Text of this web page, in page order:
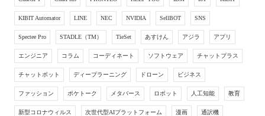
KIBIT Automator LINE NEC NVIDIA SellBOT SNS
Spectee Pro STADLE（TM） TieSet あすけん アジラ アプリ
エンジニア コラム コーディネート ソフトウェア チャットプラス
チャットボット ディープラーニング ドローン ビジネス
ファッション ポケトーク メタバース ロボット 人工知能 教育
新型コロナウィルス 次世代型AIプラットフォーム 漫画 通訳機